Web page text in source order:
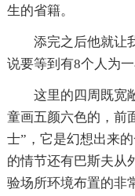
生的省籍。
添完之后他就让
说要等到有8个人为一
这里的四周既宽
童画五颜六色的，前
士”，它是幻想出来
的情节还有巴斯夫从
验场所环境布置的非